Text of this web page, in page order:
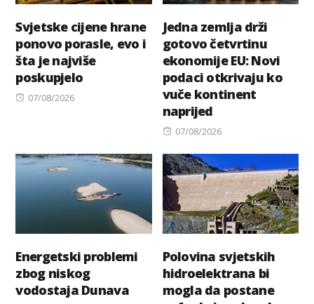
Svjetske cijene hrane
ponovo porasle, evo i
šta je najviše
poskupjelo
Posted
07/08/2026
Jedna zemlja drži
gotovo četvrtinu
ekonomije EU: Novi
podaci otkrivaju ko
vuče kontinent
naprijed
Posted
07/08/2026
Energetski problemi
zbog niskog
vodostaja Dunava
Polovina svjetskih
hidroelektrana bi
mogla da postane